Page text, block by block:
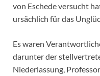
von Eschede versucht
ursächlich für das
Es waren
darunter der
Niederlassung,